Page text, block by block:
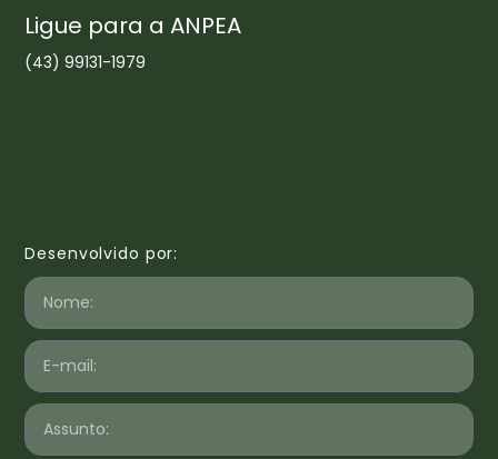
Ligue para a ANPEA
(43) 99131-1979
Desenvolvido por: